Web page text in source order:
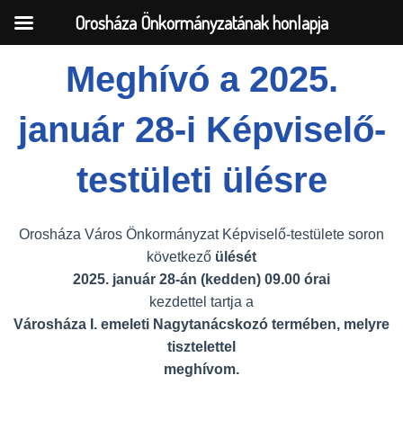
content
Meghívó a 2025.
január 28-i Képviselő-
testületi ülésre
Orosháza Város Önkormányzat Képviselő-testülete soron
következő ülését
2025. január 28-án (kedden) 09.00 órai
kezdettel tartja a
Városháza I. emeleti Nagytanácskozó termében, melyre
tisztelettel
meghívom.
Orosháza Önkormányzatának honlapja